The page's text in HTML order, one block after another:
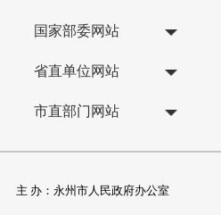
国家部委网站
省直单位网站
市直部门网站
主 办：永州市人民政府办公室